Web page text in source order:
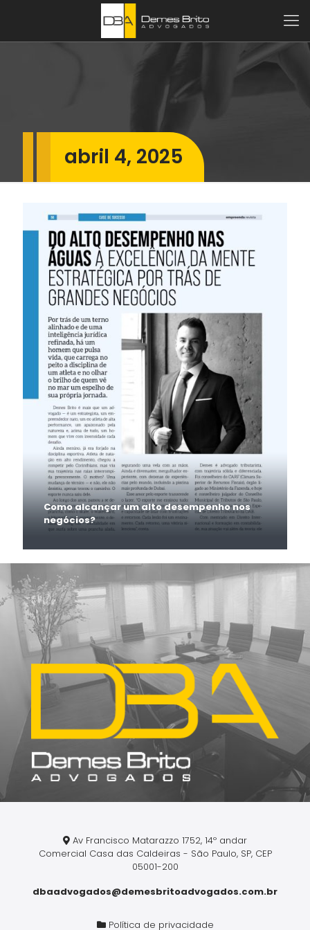
abril 4, 2025
Como alcançar um alto desempenho nos
negócios?
Av Francisco Matarazzo 1752, 14º andar
Comercial Casa das Caldeiras - São Paulo, SP, CEP
05001-200
dbaadvogados@demesbritoadvogados.com.br
Política de privacidade